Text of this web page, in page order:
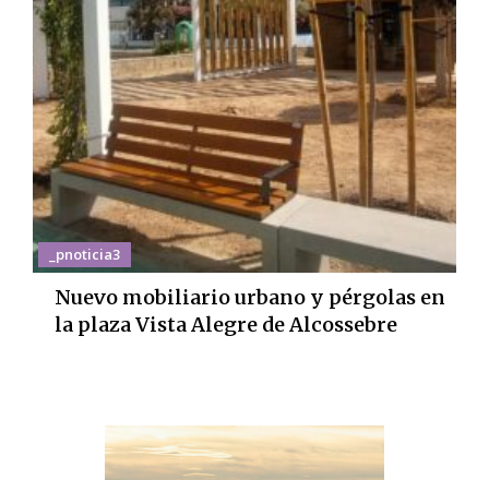
_pnoticia3
Nuevo mobiliario urbano y pérgolas en
la plaza Vista Alegre de Alcossebre